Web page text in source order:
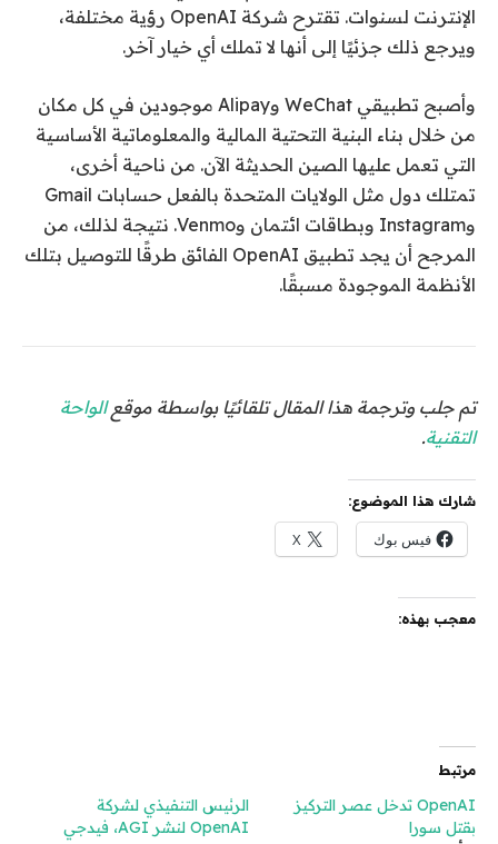
الإنترنت لسنوات. تقترح شركة OpenAI رؤية مختلفة،
ويرجع ذلك جزئيًا إلى أنها لا تملك أي خيار آخر.
وأصبح تطبيقي WeChat وAlipay موجودين في كل مكان
من خلال بناء البنية التحتية المالية والمعلوماتية الأساسية
التي تعمل عليها الصين الحديثة الآن. من ناحية أخرى،
تمتلك دول مثل الولايات المتحدة بالفعل حسابات Gmail
وInstagram وبطاقات ائتمان وVenmo. نتيجة لذلك، من
المرجح أن يجد تطبيق OpenAI الفائق طرقًا للتوصيل بتلك
الأنظمة الموجودة مسبقًا.
تم جلب وترجمة هذا المقال تلقائيًا بواسطة موقعالواحة
التقنية.
شارك هذا الموضوع:
فيس بوك X
معجب بهذه:
مرتبط
OpenAI تدخل عصر التركيز
بقتل سورا
الرئيس التنفيذي لشركة
OpenAI لنشر AGI، فيدجي